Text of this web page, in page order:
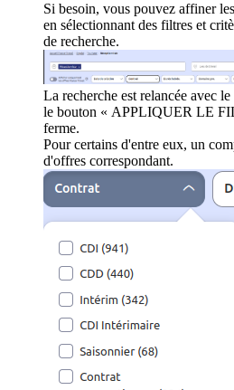
Si besoin, vous pouvez affiner
en sélectionnant des filtres et
de recherche.
La recherche est relancée avec
le bouton « APPLIQUER LE
ferme.
Pour certains d'entre eux, un
d'offres correspondant.